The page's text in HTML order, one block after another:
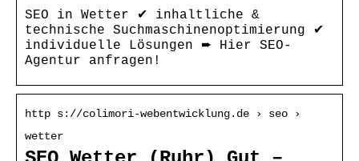
SEO in Wetter ✔ inhaltliche &
technische Suchmaschinenoptimierung ✔
individuelle Lösungen ➨ Hier SEO-
Agentur anfragen!
http s://colimori-webentwicklung.de › seo ›
wetter